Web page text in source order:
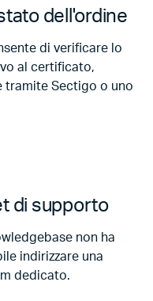
dell'ordine
di verificare lo
al certificato,
Sectigo o uno
di supporto
non ha
indirizzare una
dedicato.